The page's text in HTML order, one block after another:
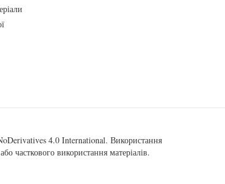
4.0 International. Використання
часткового використання матеріалів.